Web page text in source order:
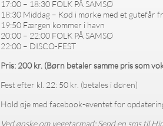
17:00 – 18:30 FOLK PÅ SAMSØ
18:30 Middag – Kød i mørke med et gutefår
19:50 Færgen kommer i havn
20:00 – 22:00 FOLK PÅ SAMSØ
22:00 – DISCO-FEST
Pris: 200 kr. (Børn betaler samme pris som
Fest efter kl. 22: 50 kr. (betales i døren)
Hold øje med facebook-eventet for
Ved ønske om vegetarmad: Send en sms til